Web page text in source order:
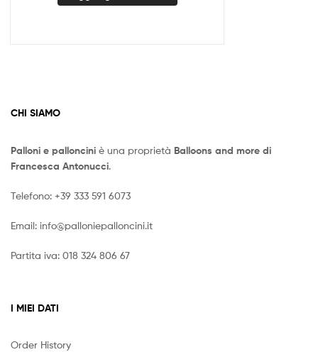
CHI SIAMO
Palloni e palloncini è una proprietà Balloons and more di
Francesca Antonucci.
Telefono: +39 333 591 6073
Email: info@palloniepalloncini.it
Partita iva: 018 324 806 67
I MIEI DATI
Order History